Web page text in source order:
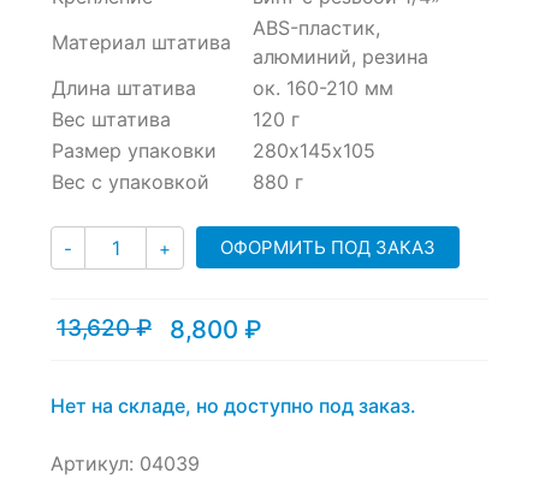
Материал штатива
ABS-пластик,
алюминий, резина
Длина штатива
ок. 160-210 мм
Вес штатива
120 г
Размер упаковки
280х145х105
Вес с упаковкой
880 г
- Количество
+ ОФОРМИТЬ ПОД ЗАКАЗ
13,620₽
Первоначальная
13,620 ₽.
8,800 ₽
Текущая
Нет на складе, но доступно под заказ.
Артикул: 04039